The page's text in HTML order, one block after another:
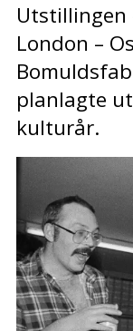
Utstillingen
London –
planlagte
kulturår.